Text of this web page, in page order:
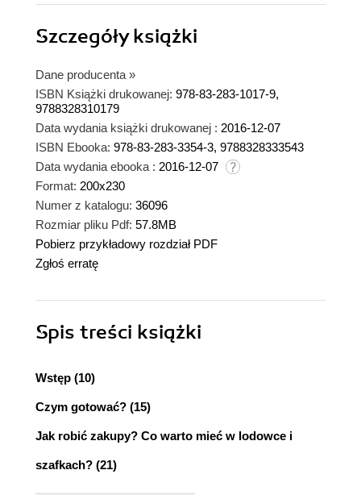
Szczegółyksiążki
Dane producenta »
ISBN Książki drukowanej: 978-83-283-1017-9,
9788328310179
Data wydania książki drukowanej : 2016-12-07
ISBN Ebooka: 978-83-283-3354-3, 9788328333543
Data wydania ebooka : 2016-12-07
Format: 200x230
Numer z katalogu: 36096
Rozmiar pliku Pdf: 57.8MB
Pobierz przykładowy rozdział PDF
Zgłoś erratę
Spis treści książki
Wstęp (10)
Czym gotować? (15)
Jak robić zakupy? Co warto mieć w lodowce i
szafkach? (21)